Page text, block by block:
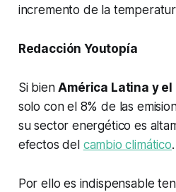
incremento de la
Redacción Youtopía
Si bienAmérica Latina y el
solo con el 8% de las
su sector energético es
efectos del cambio climático.
Por ello es indispensable